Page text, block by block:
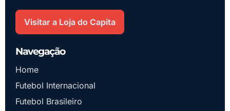
Visitar a Loja do Capita
Navegação
Home
Futebol Internacional
Futebol Brasileiro